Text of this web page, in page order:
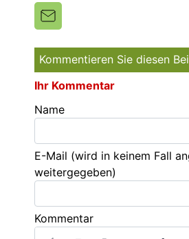
Kommentieren Sie diesen
Ihr Kommentar
Name
E-Mail (wird in keinem Fall
weitergegeben)
Kommentar